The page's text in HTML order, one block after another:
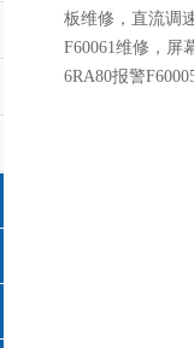
板维修，直流调
F60061维修，屏
6RA80报警